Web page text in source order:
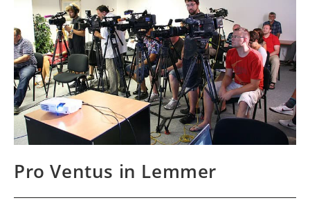
Pro Ventus in Lemmer